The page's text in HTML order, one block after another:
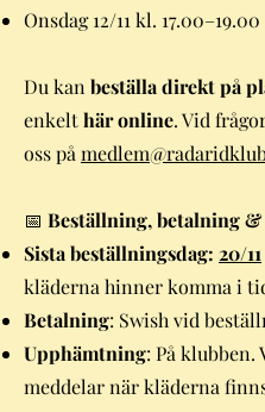
Onsdag 12/11 kl. 17.00–19.00
Du kan beställa direkt på
enkelthär online. Vid
oss på
📅 Beställning, betalning &
Sista beställningsdag: 20/11
kläderna hinner komma i
Betalning: Swish vid
Upphämtning: På klubben.
meddelar när kläderna